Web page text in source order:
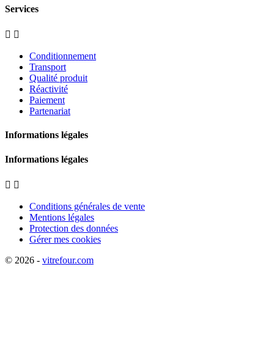
Services
 
Conditionnement
Transport
Qualité produit
Réactivité
Paiement
Partenariat
Informations légales
Informations légales
 
Conditions générales de vente
Mentions légales
Protection des données
Gérer mes cookies
© 2026 - vitrefour.com